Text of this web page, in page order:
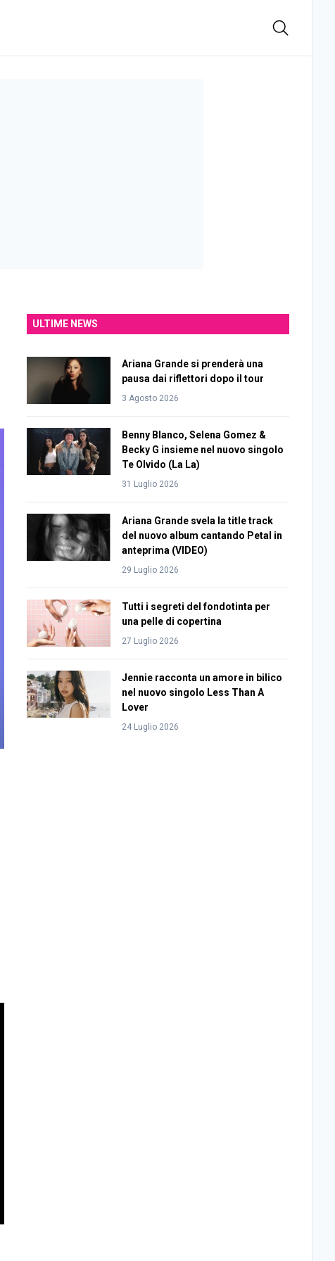
ULTIME NEWS
Ariana Grande si prenderà una
pausa dai riflettori dopo il tour
3 Agosto 2026
Benny Blanco, Selena Gomez &
Becky G insieme nel nuovo singolo
Te Olvido (La La)
31 Luglio 2026
Ariana Grande svela la title track
del nuovo album cantando Petal in
anteprima (VIDEO)
29 Luglio 2026
Tutti i segreti del fondotinta per
una pelle di copertina
27 Luglio 2026
Jennie racconta un amore in bilico
nel nuovo singolo Less Than A
Lover
24 Luglio 2026